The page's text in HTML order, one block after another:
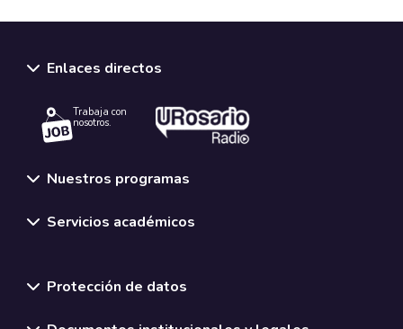
Enlaces directos
Trabaja con
nosotros.
Nuestros programas
Servicios académicos
Protección de datos